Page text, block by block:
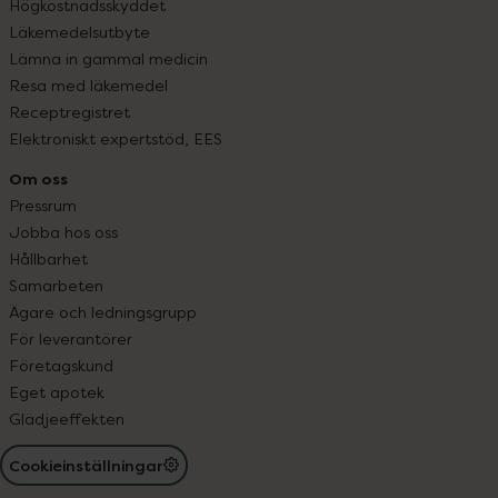
Högkostnadsskyddet
Läkemedelsutbyte
Lämna in gammal medicin
Resa med läkemedel
Receptregistret
Elektroniskt expertstöd, EES
Om oss
Pressrum
Jobba hos oss
Hållbarhet
Samarbeten
Ägare och ledningsgrupp
För leverantörer
Företagskund
Eget apotek
Glädjeeffekten
Cookieinställningar